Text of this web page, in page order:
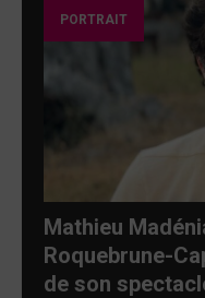
PORTRAIT
Mathieu
Roquebrune-
de son